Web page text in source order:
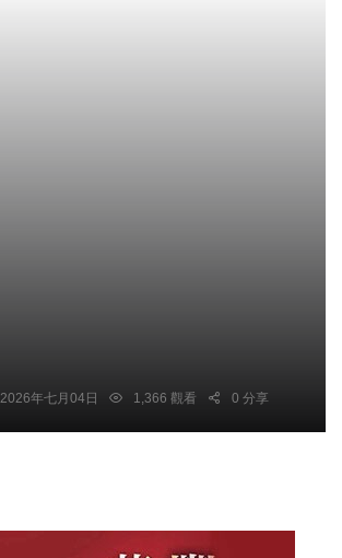
2026年七月04日 1,366 觀看 0 分享